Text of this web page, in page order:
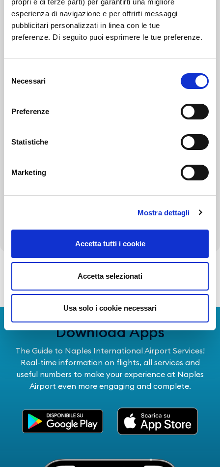
propri e di terze parti) per garantirti una migliore
esperienza di navigazione e per offrirti messaggi
pubblicitari personalizzati in linea con le tue
preferenze. Di seguito puoi esprimere le tue preferenze.
delNecessari
Preferenze
Statistiche
Marketing
Mostra dettagli
Accetta tutti i cookie
Accetta selezionati
Usa solo i cookie necessari
Enti controllati
Provvedimenti
Bandi di gara e contratti
Bilanci
Controlli e rilievi sull'amministrazione
Download Apps
The Guide to Naples International Airport Services!
Real-time information on flights, all services and
useful numbers to make your experience at Naples
Airport even more engaging and complete.